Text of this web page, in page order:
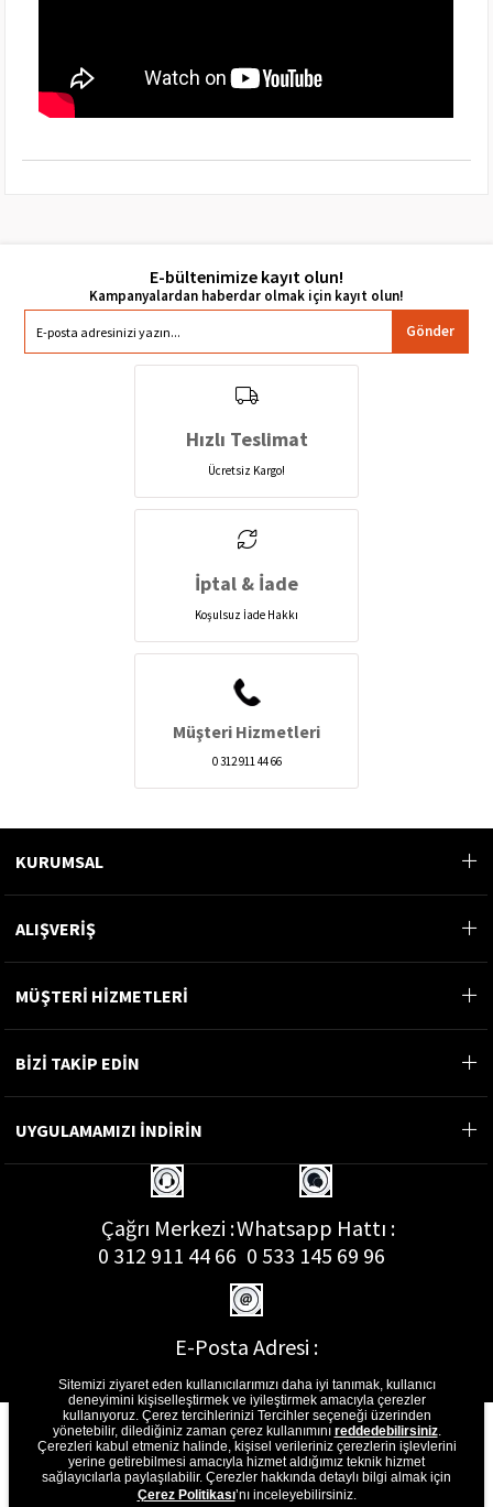
E-bültenimize kayıt olun!
Gönder
Hızlı Teslimat
Ücretsiz Kargo!
İptal & İade
Koşulsuz İade Hakkı
Müşteri Hizmetleri
0 312 911 44 66
KURUMSAL
ALIŞVERİŞ
MÜŞTERİ HİZMETLERİ
BİZİ TAKİP EDİN
UYGULAMAMIZI İNDİRİN
Çağrı Merkezi :
0 312 911 44 66
Whatsapp Hattı :
0 533 145 69 96
E-Posta Adresi :
musterihizmetleri@gon.com.tr
Sitemizi ziyaret eden kullanıcılarımızı daha iyi tanımak, kullanıcı
deneyimini kişiselleştirmek ve iyileştirmek amacıyla çerezler
kullanıyoruz. Çerez tercihlerinizi Tercihler seçeneği üzerinden
yönetebilir, dilediğiniz zaman çerez kullanımını reddedebilirsiniz.
Çerezleri kabul etmeniz halinde, kişisel verileriniz çerezlerin işlevlerini
yerine getirebilmesi amacıyla hizmet aldığımız teknik hizmet
sağlayıcılarla paylaşılabilir. Çerezler hakkında detaylı bilgi almak için
Çerez Politikası’nı inceleyebilirsiniz.